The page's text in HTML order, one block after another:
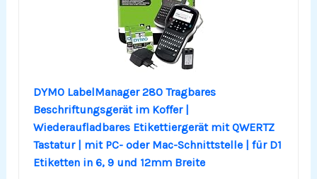
DYMO LabelManager 280 Tragbares
Beschriftungsgerät im Koffer |
Wiederaufladbares Etikettiergerät mit QWERTZ
Tastatur | mit PC- oder Mac-Schnittstelle | für D1
Etiketten in 6, 9 und 12mm Breite